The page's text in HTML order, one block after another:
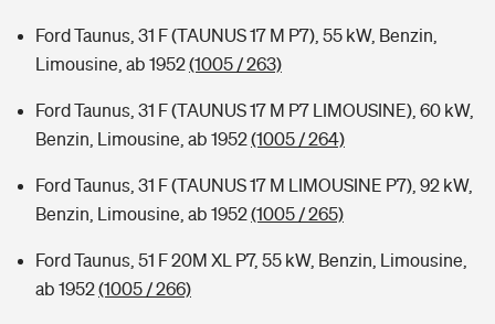
Ford Taunus, 31 F (TAUNUS 17 M P7), 55 kW, Benzin,
Limousine, ab 1952(1005 / 263)
Ford Taunus, 31 F (TAUNUS 17 M P7 LIMOUSINE), 60 kW,
Benzin, Limousine, ab 1952(1005 / 264)
Ford Taunus, 31 F (TAUNUS 17 M LIMOUSINE P7), 92 kW,
Benzin, Limousine, ab 1952(1005 / 265)
Ford Taunus, 51 F 20M XL P7, 55 kW, Benzin, Limousine,
ab 1952(1005 / 266)